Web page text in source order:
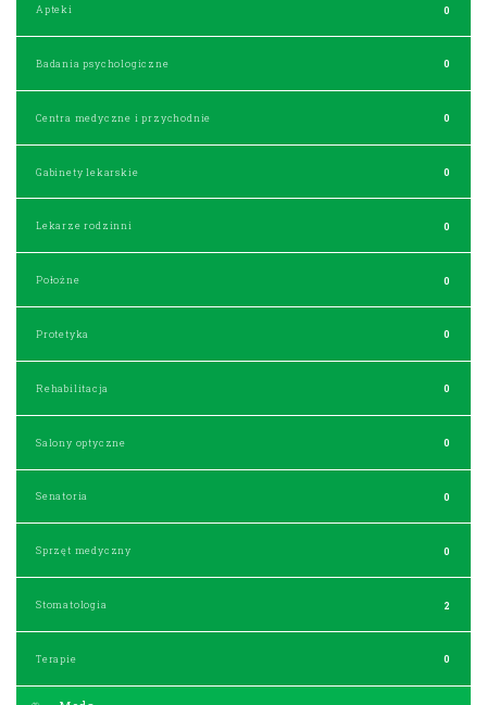
Apteki 0
Badania psychologiczne 0
Centra medyczne i przychodnie 0
Gabinety lekarskie 0
Lekarze rodzinni 0
Położne 0
Protetyka 0
Rehabilitacja 0
Salony optyczne 0
Senatoria 0
Sprzęt medyczny 0
Stomatologia 2
Terapie 0